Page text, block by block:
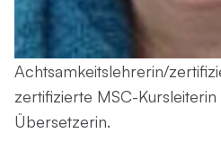
Achtsamkeitslehrerin/
zertifizierte MSC-
Übersetzerin.